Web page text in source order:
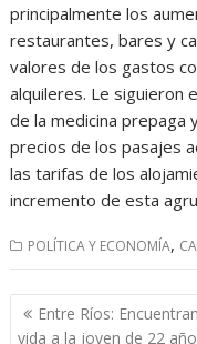
principalmente los
restaurantes, bares y
valores de los gastos
alquileres. Le siguieron
de la medicina prepaga
precios de los pasajes
las tarifas de los
incremento de esta
POLÍTICA Y ECONOMÍA,
Navegación
de
Entre Ríos:
vida a la joven de 22